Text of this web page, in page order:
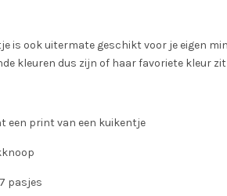
is ook uitermate geschikt voor je eigen
kleuren dus zijn of haar favoriete kleur
een print van een kuikentje
pasjes